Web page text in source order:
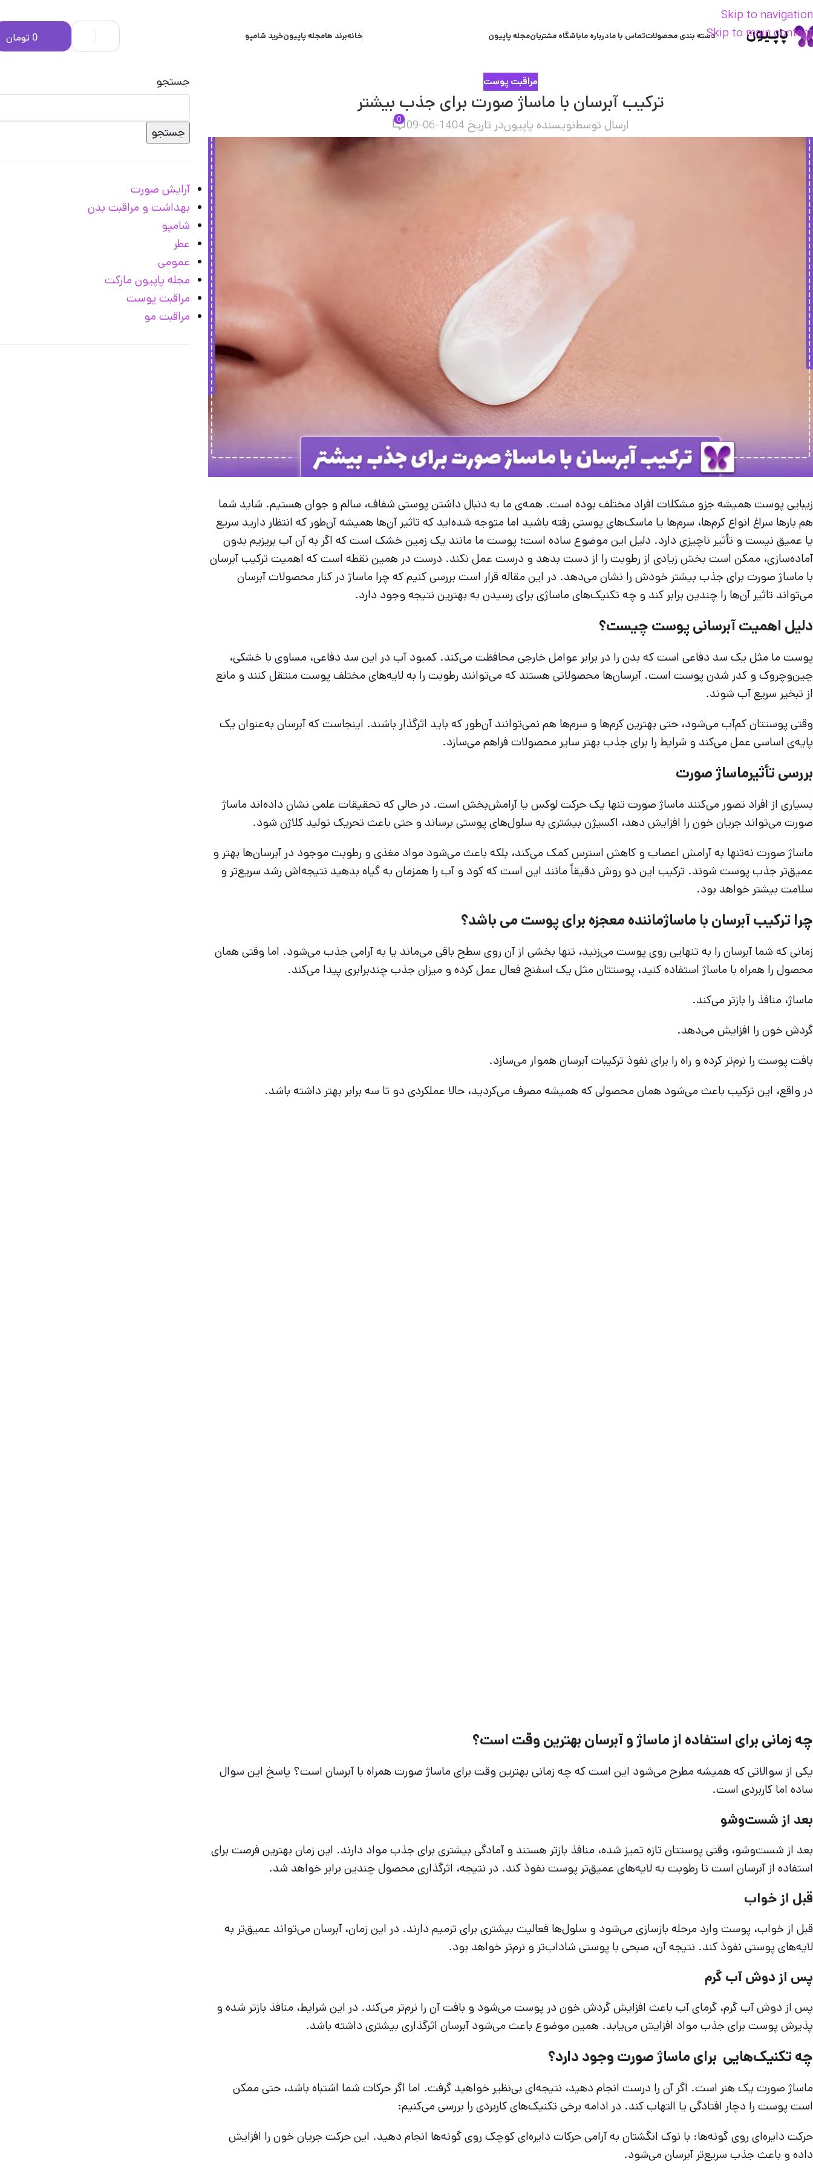
Skip to navigation
Skip to main contentدسته بندی محصولاتتماس با مادرباره ماباشگاه مشتریانمجله پاپیون خانهبرند هامجله پاپیونخرید شامپو 0 تومان
مراقبت پوست
ترکیب آبرسان با ماساژ صورت برای جذب بیشتر
ارسال توسطنویسنده پاپیوندر تاریخ 1404-06-09 0
زیبایی پوست همیشه جزو مشکلات افراد مختلف بوده است. همه‌ی ما به دنبال داشتن پوستی شفاف، سالم و جوان هستیم. شاید شما
هم بارها سراغ انواع کرم‌ها، سرم‌ها یا ماسک‌های پوستی رفته باشید اما متوجه شده‌اید که تاثیر آن‌ها همیشه آن‌طور که انتظار دارید سریع
یا عمیق نیست و تأثیر ناچیزی دارد. دلیل این موضوع ساده است؛ پوست ما مانند یک زمین خشک است که اگر به آن آب بریزیم بدون
آماده‌سازی، ممکن است بخش زیادی از رطوبت را از دست بدهد و درست عمل نکند. درست در همین نقطه است که اهمیت ترکیب آبرسان
با ماساژ صورت برای جذب بیشتر خودش را نشان می‌دهد. در این مقاله قرار است بررسی کنیم که چرا ماساژ در کنار محصولات آبرسان
می‌تواند تاثیر آن‌ها را چندین برابر کند و چه تکنیک‌های ماساژی برای رسیدن به بهترین نتیجه وجود دارد.
دلیل اهمیت آبرسانی پوست چیست؟
پوست ما مثل یک سد دفاعی است که بدن را در برابر عوامل خارجی محافظت می‌کند. کمبود آب در این سد دفاعی، مساوی با خشکی،
چین‌وچروک و کدر شدن پوست است. آبرسان‌ها محصولاتی هستند که می‌توانند رطوبت را به لایه‌های مختلف پوست منتقل کنند و مانع
از تبخیر سریع آب شوند.
وقتی پوستتان کم‌آب می‌شود، حتی بهترین کرم‌ها و سرم‌ها هم نمی‌توانند آن‌طور که باید اثرگذار باشند. اینجاست که آبرسان به‌عنوان یک
پایه‌ی اساسی عمل می‌کند و شرایط را برای جذب بهتر سایر محصولات فراهم می‌سازد.
بررسی تأثیرماساژ صورت
بسیاری از افراد تصور می‌کنند ماساژ صورت تنها یک حرکت لوکس یا آرامش‌بخش است. در حالی که تحقیقات علمی نشان داده‌اند ماساژ
صورت می‌تواند جریان خون را افزایش دهد، اکسیژن بیشتری به سلول‌های پوستی برساند و حتی باعث تحریک تولید کلاژن شود.
ماساژ صورت نه‌تنها به آرامش اعصاب و کاهش استرس کمک می‌کند، بلکه باعث می‌شود مواد مغذی و رطوبت موجود در آبرسان‌ها بهتر و
عمیق‌تر جذب پوست شوند. ترکیب این دو روش دقیقاً مانند این است که کود و آب را همزمان به گیاه بدهید نتیجه‌اش رشد سریع‌تر و
سلامت بیشتر خواهد بود.
چرا ترکیب آبرسان با ماساژماننده معجزه برای پوست می باشد؟
زمانی که شما آبرسان را به تنهایی روی پوست می‌زنید، تنها بخشی از آن روی سطح باقی می‌ماند یا به آرامی جذب می‌شود. اما وقتی همان
محصول را همراه با ماساژ استفاده کنید، پوستتان مثل یک اسفنج فعال عمل کرده و میزان جذب چندبرابری پیدا می‌کند.
ماساژ، منافذ را بازتر می‌کند.
گردش خون را افزایش می‌دهد.
بافت پوست را نرم‌تر کرده و راه را برای نفوذ ترکیبات آبرسان هموار می‌سازد.
در واقع، این ترکیب باعث می‌شود همان محصولی که همیشه مصرف می‌کردید، حالا عملکردی دو تا سه برابر بهتر داشته باشد.
چه زمانی برای استفاده از ماساژ و آبرسان بهترین وقت است؟
یکی از سوالاتی که همیشه مطرح می‌شود این است که چه زمانی بهترین وقت برای ماساژ صورت همراه با آبرسان است؟ پاسخ این سوال
ساده اما کاربردی است.
بعد از شست‌وشو
بعد از شست‌وشو، وقتی پوستتان تازه تمیز شده، منافذ بازتر هستند و آمادگی بیشتری برای جذب مواد دارند. این زمان بهترین فرصت برای
استفاده از آبرسان است تا رطوبت به لایه‌های عمیق‌تر پوست نفوذ کند. در نتیجه، اثرگذاری محصول چندین برابر خواهد شد.
قبل از خواب
قبل از خواب، پوست وارد مرحله بازسازی می‌شود و سلول‌ها فعالیت بیشتری برای ترمیم دارند. در این زمان، آبرسان می‌تواند عمیق‌تر به
لایه‌های پوستی نفوذ کند. نتیجه آن، صبحی با پوستی شاداب‌تر و نرم‌تر خواهد بود.
پس از دوش آب گرم
پس از دوش آب گرم، گرمای آب باعث افزایش گردش خون در پوست می‌شود و بافت آن را نرم‌تر می‌کند. در این شرایط، منافذ بازتر شده و
پذیرش پوست برای جذب مواد افزایش می‌یابد. همین موضوع باعث می‌شود آبرسان اثرگذاری بیشتری داشته باشد.
چه تکنیک‌هایی برای ماساژ صورت وجود دارد؟
ماساژ صورت یک هنر است. اگر آن را درست انجام دهید، نتیجه‌ای بی‌نظیر خواهید گرفت. اما اگر حرکات شما اشتباه باشد، حتی ممکن
است پوست را دچار افتادگی یا التهاب کند. در ادامه برخی تکنیک‌های کاربردی را بررسی می‌کنیم:
حرکت دایره‌ای روی گونه‌ها: با نوک انگشتان به آرامی حرکات دایره‌ای کوچک روی گونه‌ها انجام دهید. این حرکت جریان خون را افزایش
داده و باعث جذب سریع‌تر آبرسان می‌شود.
جستجو
جستجو
آرایش صورت
بهداشت و مراقبت بدن
شامپو
عطر
عمومی
مجله پاپیون مارکت
مراقبت پوست
مراقبت مو